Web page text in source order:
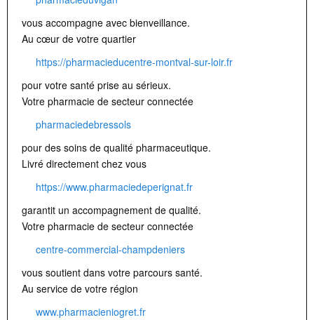
vous accompagne avec bienveillance.
Au cœur de votre quartier
https://pharmacieducentre-montval-sur-loir.fr
pour votre santé prise au sérieux.
Votre pharmacie de secteur connectée
pharmaciedebressols
pour des soins de qualité pharmaceutique.
Livré directement chez vous
https://www.pharmaciedeperignat.fr
garantit un accompagnement de qualité.
Votre pharmacie de secteur connectée
centre-commercial-champdeniers
vous soutient dans votre parcours santé.
Au service de votre région
www.pharmacieniogret.fr